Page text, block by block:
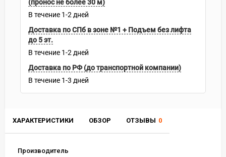
ХАРАКТЕРИСТИКИ ОБЗОР ОТЗЫВЫ 0
Производитель
(пронос не более 30 м)
В течение 1-2 дней
Доставка по СПб в зоне №1 + Подъем без лифта
до 5 эт.
В течение 1-2 дней
Доставка по РФ (до транспортной компании)
В течение 1-3 дней